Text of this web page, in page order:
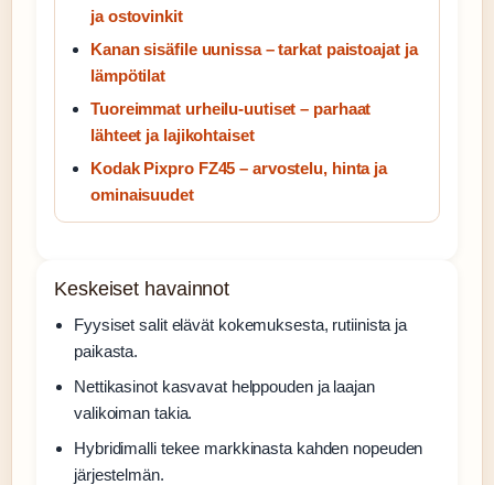
ja ostovinkit
Kanan sisäfile uunissa – tarkat paistoajat ja
lämpötilat
Tuoreimmat urheilu-uutiset – parhaat
lähteet ja lajikohtaiset
Kodak Pixpro FZ45 – arvostelu, hinta ja
ominaisuudet
Keskeiset havainnot
Fyysiset salit elävät kokemuksesta, rutiinista ja
paikasta.
Nettikasinot kasvavat helppouden ja laajan
valikoiman takia.
Hybridimalli tekee markkinasta kahden nopeuden
järjestelmän.